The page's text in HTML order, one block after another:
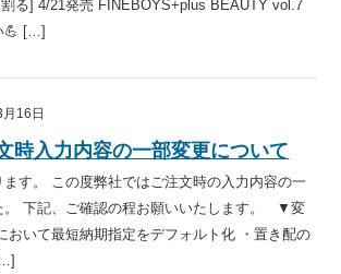
る] 4/21発売 FINEBOYS+plus BEAUTY vol.7
💪 […]
16日
時入力内容の一部変更について
す。 この度弊社ではご注文時の入力内容の一
。 下記、ご確認の程お願いいたします。 ▼変
おいて最短納期指定をデフォルト化 ・置き配の